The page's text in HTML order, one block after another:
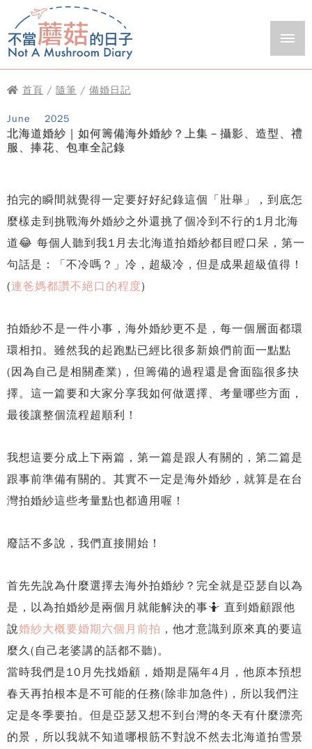
首頁 / 隨筆 / 備婚日記
June 2025
北海道婚紗｜如何籌備海外婚紗？上集－攝影、造型、禮
服、捧花、包車全記錄
拍完的瞬間就覺得一定要好好紀錄這個「壯舉」，到底怎
麼樣走到挑戰海外婚紗之外還挑了個冷到不行的1月北海
道😂 每個人聽到我1月去北海道拍婚紗都目瞪口呆，第一
句話是：「不冷嗎？」冷，超級冷，但是成果超級值得！
(連爸媽都讚不絕口的程度)
拍婚紗不是一件小事，海外婚紗更不是，每一個層面都環
環相扣。雖然我的起跑點已經比很多新娘們前面一點點
(因為自己是相關產業)，但籌備的過程還是會面臨很多抉
擇。這一篇要和大家分享我如何做選擇、考量哪些方面，
最後讓整個流程超順利！
我想這要分成上下兩篇，第一篇是跟人有關的，第二篇是
跟事前準備有關的。其實不一定是海外婚紗，就算是在台
灣拍婚紗這些考量點也都適用喔！
廢話不多說，我們直接開始！
首先先說為什麼選擇去海外拍婚紗？完全就是亞瑟自以為
是，以為拍婚紗是兩個月就能解決的事🤷 直到婚顧跟他
說婚紗大概要婚期六個月前拍 ，他才意識到原來真的要這
麼久(自己老婆講的話都不聽)。
當時我們是10月先找婚顧，婚期是隔年4月，他原本預想
春天再拍根本是不可能的任務(除非加急件)，所以我們注
定是冬季要拍。但是亞瑟又想不到台灣的冬天有什麼漂亮
的景，所以我就不知道哪根筋不對說不然去北海道拍雪景